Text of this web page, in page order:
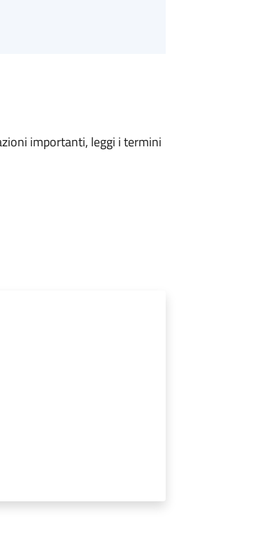
importanti, leggi i termini